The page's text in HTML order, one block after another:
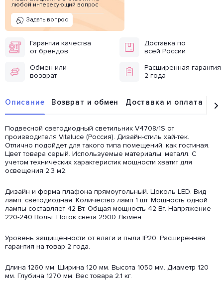
любой интересующий вопрос
Задать вопрос
Гарантия качества
от брендов
Доставка по
всей России
Обмен или
возврат
Расширенная гарантия
2 года
Описание Возврат и обмен Доставка и оплата
Подвесной светодиодный светильник V4708/1S от
производителя Vitaluce (Россия). Дизайн-стиль хай-тек.
Отлично подойдет для такого типа помещений, как гостиная.
Цвет товара серый. Используемые материалы: металл. С
учетом технических характеристик мощности хватит для
освещения 2.3 м2.
Дизайн и форма плафона прямоугольный. Цоколь LED. Вид
ламп: светодиодная. Количество ламп 1 шт. Мощность одной
лампы составляет 42 Вт. Общая мощность 42 Вт. Напряжение
220-240 Вольт. Поток света 2900 Люмен.
Уровень защищенности от влаги и пыли IP20. Расширенная
гарантия на товар 2 года.
Длина 1260 мм. Ширина 120 мм. Высота 1050 мм. Диаметр 120
мм. Глубина 1270 мм. Вес товара 2.1 кг.